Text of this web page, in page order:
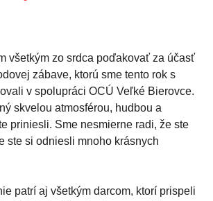
všetkým zo srdca poďakovať za účasť
zábave, ktorú sme tento rok s
v spolupráci OCÚ Veľké Bierovce.
skvelou atmosférou, hudbou a
priniesli. Sme nesmierne radi, že ste
ste si odniesli mnoho krásnych
patrí aj všetkým darcom, ktorí prispeli